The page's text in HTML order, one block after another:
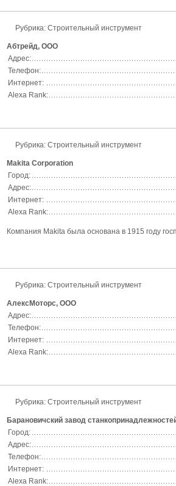
Рубрика: Строительный инструмент
Абтрейд, ООО
Адрес:
Телефон:
Интернет:
Alexa Rank:
Рубрика: Строительный инструмент
Makita Corporation
Город:
Адрес:
Интернет:
Alexa Rank:
Компания Makita была основана в 1915 году
Рубрика: Строительный инструмент
АлексМоторс, ООО
Адрес:
Телефон:
Интернет:
Alexa Rank:
Рубрика: Строительный инструмент
Барановичский завод
Город:
Адрес:
Телефон:
Интернет:
Alexa Rank: